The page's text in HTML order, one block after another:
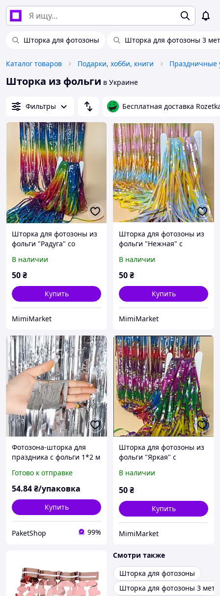
Шторка для фотозоны Шторка для фотозоны 3
Каталог товаров Подарки, хобби, книги Праздничные
Шторка из фольги в Украине
Фильтры Бесплатная доставка
Шторка для фотозоны из
фольги "Радуга" со
В наличии
50₴
Купить
MimiMarket
Шторка для фотозоны из
фольги "Нежная" с
полосками
В наличии
50₴
Купить
MimiMarket
Фотозона-шторка для
праздника с фольги 1*2 м
Готово к отправке
54.84₴/упаковка
Купить
PaketShop 99%
Шторка для фотозоны из
фольги "Яркая" с
полосками
В наличии
50₴
Купить
MimiMarket
Смотри также
Шторка для фотозоны
Шторка для фотозоны 3